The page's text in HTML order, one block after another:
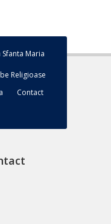
Maria
Religioase
Contact